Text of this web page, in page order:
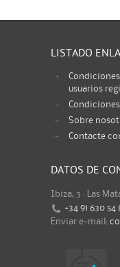
LISTADO
usuarios
Sobre
Contacte
DATOS DE
Ibiza, 3 · Las
+34 91 630 54
Enviar e-mail: